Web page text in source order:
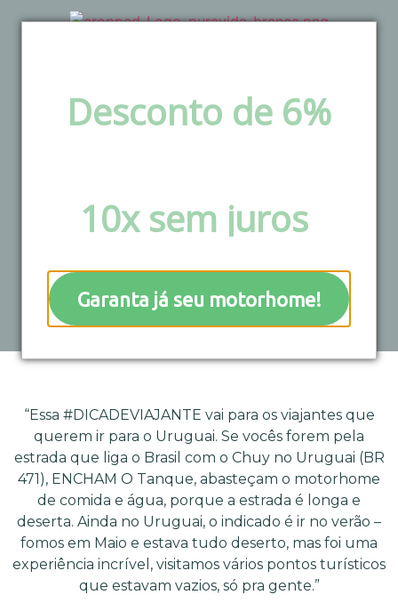
Desconto de 6%
10x sem juros
Garanta já seu motorhome!
Uruguai. Possível,
bonito e
inesquecível.
“Essa #DICADEVIAJANTE vai para os viajantes que
querem ir para o Uruguai. Se vocês forem pela
estrada que liga o Brasil com o Chuy no Uruguai (BR
471), ENCHAM O Tanque, abasteçam o motorhome
de comida e água, porque a estrada é longa e
deserta. Ainda no Uruguai, o indicado é ir no verão –
fomos em Maio e estava tudo deserto, mas foi uma
experiência incrível, visitamos vários pontos turísticos
que estavam vazios, só pra gente.”